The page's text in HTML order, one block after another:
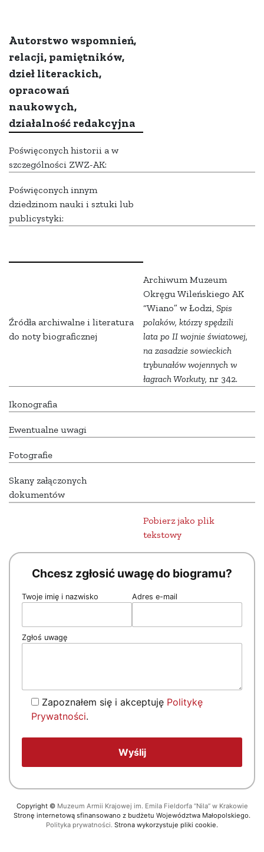
Autorstwo wspomnień,
relacji, pamiętników,
dzieł literackich,
opracowań
naukowych,
działalność redakcyjna
Poświęconych historii a w
szczególności ZWZ-AK:
Poświęconych innym
dziedzinom nauki i sztuki lub
publicystyki:
Źródła archiwalne i literatura
do noty biograficznej
Archiwum Muzeum
Okręgu Wileńskiego AK
“Wiano” w Łodzi, Spis
polaków, którzy spędzili
lata po II wojnie światowej,
na zasadzie sowieckich
trybunałów wojennych w
łagrach Workuty, nr 342.
Ikonografia
Ewentualne uwagi
Fotografie
Skany załączonych
dokumentów
Pobierz jako plik
tekstowy
Chcesz zgłosić uwagę do biogramu?
Twoje imię i nazwisko Adres e-mail
Zgłoś uwagę
Zapoznałem się i akceptuję Politykę
Prywatności.
Copyright © Muzeum Armii Krajowej im. Emila Fieldorfa “Nila” w Krakowie
Stronę internetową sfinansowano z budżetu Województwa Małopolskiego.
Polityka prywatności. Strona wykorzystuje pliki cookie.